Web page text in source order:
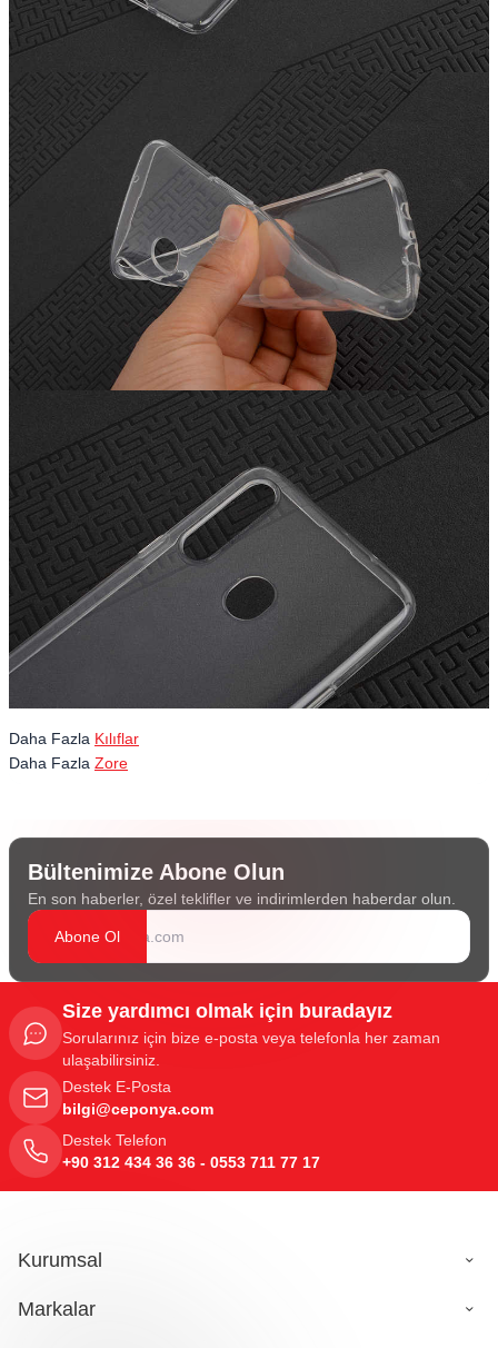
Daha Fazla Kılıflar
Daha Fazla Zore
Bültenimize Abone Olun
En son haberler, özel teklifler ve indirimlerden haberdar olun.
Abone Ol
Size yardımcı olmak için buradayız
Sorularınız için bize e-posta veya telefonla her zaman
ulaşabilirsiniz.
Destek E-Posta
bilgi@ceponya.com
Destek Telefon
+90 312 434 36 36 - 0553 711 77 17
Kurumsal
Markalar